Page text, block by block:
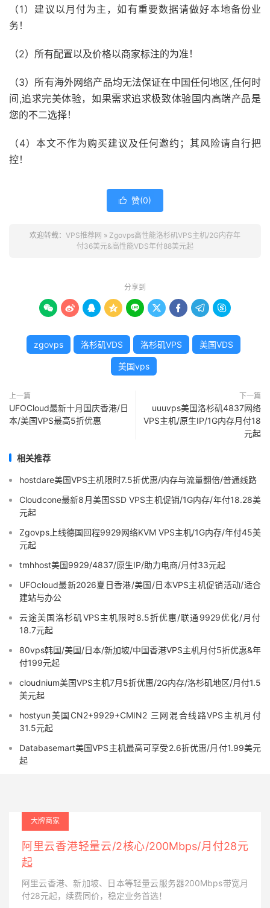
（1）建议以月付为主，如有重要数据请做好本地备份业
务！
（2）所有配置以及价格以商家标注的为准！
（3）所有海外网络产品均无法保证在中国任何地区,任何时
间,追求完美体验，如果需求追求极致体验国内高端产品是
您的不二选择！
（4）本文不作为购买建议及任何邀约；其风险请自行把
控！
 赞(0)
欢迎转载： VPS推荐网 » Zgovps高性能洛杉矶VPS主机/2G内存年
付36美元&高性能VDS年付88美元起
分享到
        
zgovps 洛杉矶VDS 洛杉矶VPS 美国VDS
美国vps
上一篇
UFOCloud最新十月国庆香港/日
本/美国VPS最高5折优惠
下一篇
uuuvps美国洛杉矶4837网络
VPS主机/原生IP/1G内存月付18
元起
相关推荐
hostdare美国VPS主机限时7.5折优惠/内存与流量翻倍/普通线路
Cloudcone最新8月美国SSD VPS主机促销/1G内存/年付18.28美
元起
Zgovps上线德国回程9929网络KVM VPS主机/1G内存/年付45美
元起
tmhhost美国9929/4837/原生IP/助力电商/月付33元起
UFOcloud最新2026夏日香港/美国/日本VPS主机促销活动/适合
建站与办公
云途美国洛杉矶VPS主机限时8.5折优惠/联通9929优化/月付
18.7元起
80vps韩国/美国/日本/新加坡/中国香港VPS主机月付5折优惠&年
付199元起
cloudnium美国VPS主机7月5折优惠/2G内存/洛杉矶地区/月付1.5
美元起
hostyun美国CN2+9929+CMIN2 三网混合线路VPS主机月付
31.5元起
Databasemart美国VPS主机最高可享受2.6折优惠/月付1.99美元
起
大牌商家
阿里云香港轻量云/2核心/200Mbps/月付28元
起
阿里云香港、新加坡、日本等轻量云服务器200Mbps带宽月
付28元起，续费同价，稳定业务首选！